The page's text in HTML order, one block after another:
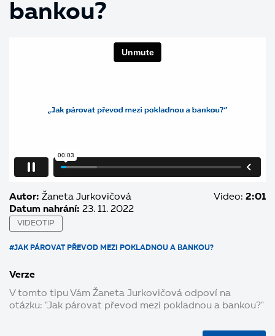
bankou?
Autor: Žaneta Jurkovičová
Datum nahrání: 23. 11. 2022
Video: 2:01
VIDEOTIP
#JAK PÁROVAT PŘEVOD MEZI POKLADNOU A BANKOU?
Verze
V tomto tipu Vám Žaneta Jurkovičová odpoví na
otázku: "Jak párovat převod mezi pokladnou a bankou?"